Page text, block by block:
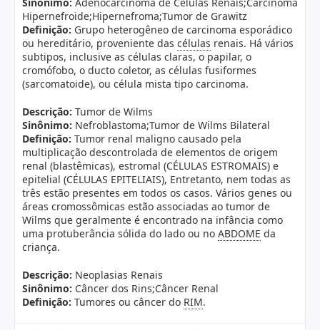
Hipernefroide;Hipernefroma;Tumor de Grawitz
Definição: Grupo heterogêneo de carcinoma esporádico
ou hereditário, proveniente das células renais. Há vários
subtipos, inclusive as células claras, o papilar, o
cromófobo, o ducto coletor, as células fusiformes
(sarcomatoide), ou célula mista tipo carcinoma.
Descrição: Tumor de Wilms
Sinônimo: Nefroblastoma;Tumor de Wilms Bilateral
Definição: Tumor renal maligno causado pela
multiplicação descontrolada de elementos de origem
renal (blastêmicas), estromal (CÉLULAS ESTROMAIS) e
epitelial (CÉLULAS EPITELIAIS), Entretanto, nem todas as
três estão presentes em todos os casos. Vários genes ou
áreas cromossômicas estão associadas ao tumor de
Wilms que geralmente é encontrado na infância como
uma protuberância sólida do lado ou no ABDOME da
criança.
Descrição: Neoplasias Renais
Sinônimo: Câncer dos Rins;Câncer Renal
Definição: Tumores ou câncer do RIM.